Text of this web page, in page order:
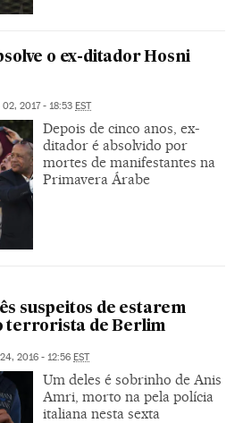
o ex-ditador Hosni
02, 2017 - 18:53 EST
Depois de cinco anos, ex-
ditador é absolvido por
mortes de manifestantes na
Primavera Árabe
suspeitos de estarem
terrorista de Berlim
2016 - 12:56 EST
Um deles é sobrinho de Anis
Amri, morto na pela polícia
italiana nesta sexta